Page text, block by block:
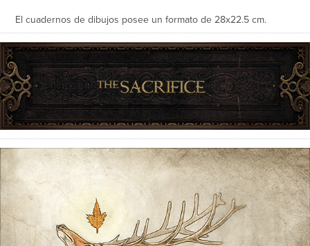
El cuadernos de dibujos posee un formato de 28x22.5 cm.